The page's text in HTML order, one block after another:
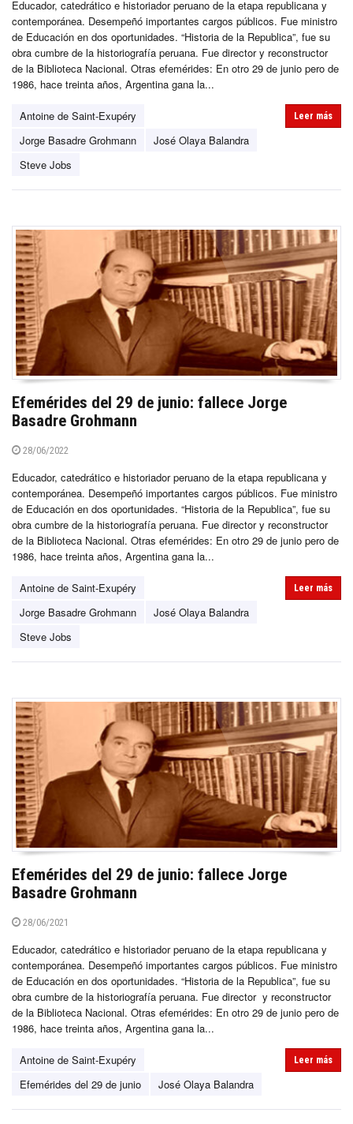
Educador, catedrático e historiador peruano de la etapa republicana y
contemporánea. Desempeñó importantes cargos públicos. Fue ministro
de Educación en dos oportunidades. “Historia de la Republica”, fue su
obra cumbre de la historiografía peruana. Fue director y reconstructor
de la Biblioteca Nacional. Otras efemérides: En otro 29 de junio pero de
1986, hace treinta años, Argentina gana la...
Antoine de Saint-Exupéry
Jorge Basadre Grohmann
José Olaya Balandra
Steve Jobs
Leer más
Efemérides del 29 de junio: fallece Jorge
Basadre Grohmann
28/06/2022
Educador, catedrático e historiador peruano de la etapa republicana y
contemporánea. Desempeñó importantes cargos públicos. Fue ministro
de Educación en dos oportunidades. “Historia de la Republica”, fue su
obra cumbre de la historiografía peruana. Fue director y reconstructor
de la Biblioteca Nacional. Otras efemérides: En otro 29 de junio pero de
1986, hace treinta años, Argentina gana la...
Antoine de Saint-Exupéry
Jorge Basadre Grohmann
José Olaya Balandra
Steve Jobs
Leer más
Efemérides del 29 de junio: fallece Jorge
Basadre Grohmann
28/06/2021
Educador, catedrático e historiador peruano de la etapa republicana y
contemporánea. Desempeñó importantes cargos públicos. Fue ministro
de Educación en dos oportunidades. “Historia de la Republica”, fue su
obra cumbre de la historiografía peruana. Fue director y reconstructor
de la Biblioteca Nacional. Otras efemérides: En otro 29 de junio pero de
1986, hace treinta años, Argentina gana la...
Antoine de Saint-Exupéry
Efemérides del 29 de junio
José Olaya Balandra
Leer más